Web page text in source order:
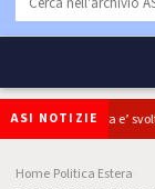
ASI NOTIZIE
ok Camera e’
Home Politica Estera